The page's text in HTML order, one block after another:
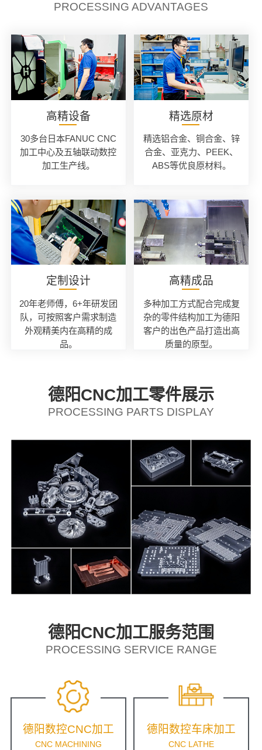
PROCESSING ADVANTAGES
高精设备
30多台日本FANUC CNC
加工中心及五轴联动数控
加工生产线。
精选原材
精选铝合金、铜合金、锌
合金、亚克力、PEEK、
ABS等优良原材料。
定制设计
20年老师傅，6+年研发团
队，可按照客户需求制造
外观精美内在高精的成
品。
高精成品
多种加工方式配合完成复
杂的零件结构加工为德阳
客户的出色产品打造出高
质量的原型。
德阳CNC加工零件展示
PROCESSING PARTS DISPLAY
德阳CNC加工服务范围
PROCESSING SERVICE RANGE
德阳数控CNC加工
CNC MACHINING
德阳数控车床加工
CNC LATHE